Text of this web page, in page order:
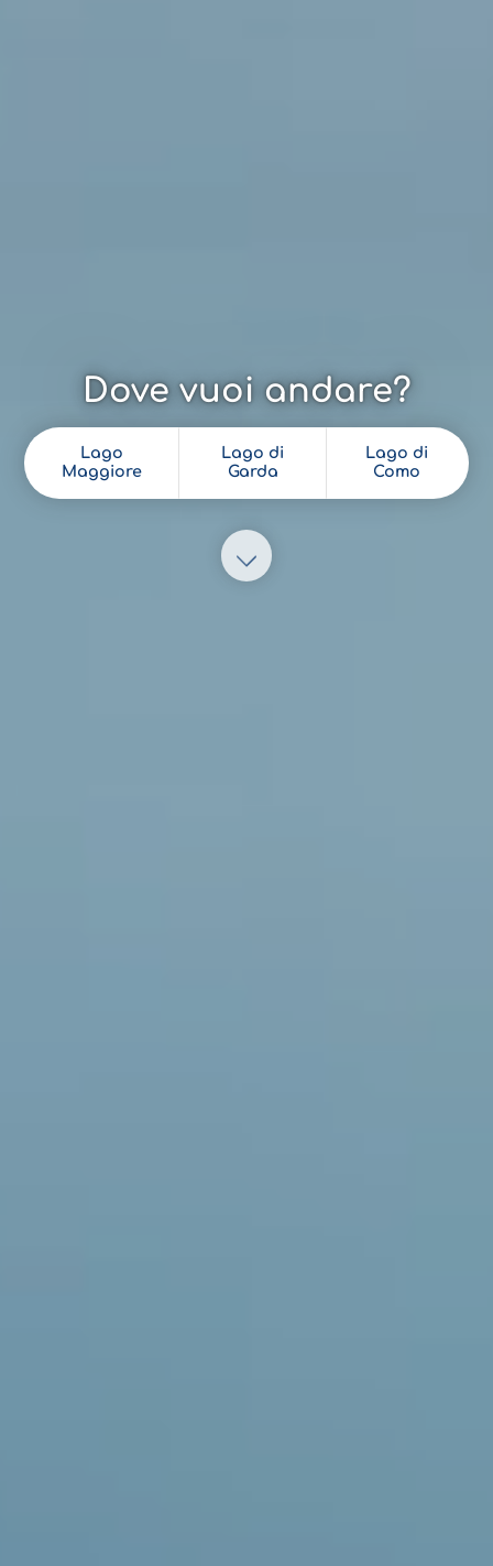
Dove vuoi andare?
Lago
Maggiore
Lago di
Garda
Lago di
Como